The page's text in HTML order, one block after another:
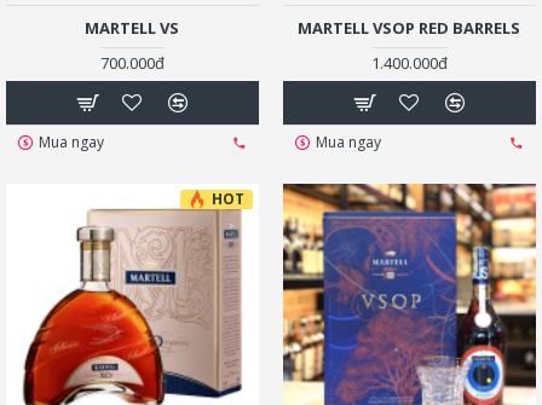
MARTELL VS
700.000đ
Mua ngay
MARTELL VSOP RED BARRELS
1.400.000đ
Mua ngay
HOT